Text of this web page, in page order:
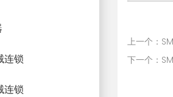
连锁
连锁
上一个：
下一个：